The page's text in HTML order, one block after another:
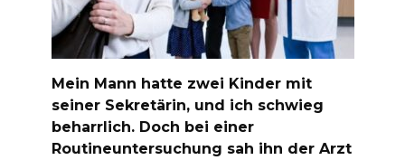
Mein Mann hatte zwei Kinder mit
seiner Sekretärin, und ich schwieg
beharrlich. Doch bei einer
Routineuntersuchung sah ihn der Arzt